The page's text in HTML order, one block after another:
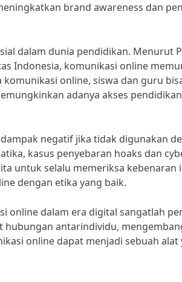
brand awareness dan
dalam dunia pendidikan. Menurut
Indonesia, komunikasi online
online, siswa dan guru
adanya akses
negatif jika tidak digunakan
kasus penyebaran hoaks dan
untuk selalu memeriksa kebenaran
dengan etika yang baik.
online dalam era digital sangatlah
hubungan antarindividu,
online dapat menjadi sebuah alat